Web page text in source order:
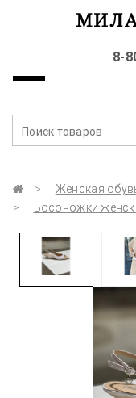
8-
Женская
Босоножки